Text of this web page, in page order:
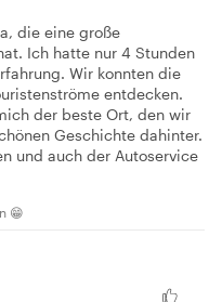
die eine große
Ich hatte nur 4 Stunden
Wir konnten die
entdecken.
der beste Ort, den wir
Geschichte dahinter.
und auch der Autoservice
😁